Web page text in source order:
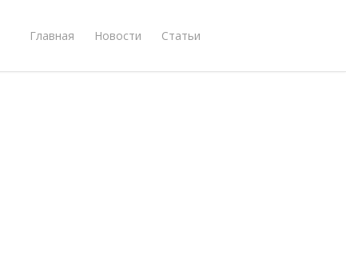
Главная Новости Статьи